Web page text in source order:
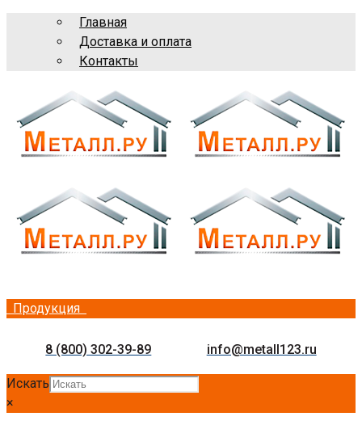
Главная
Доставка и оплата
Контакты
Продукция
8 (800) 302-39-89 info@metall123.ru
Искать
×